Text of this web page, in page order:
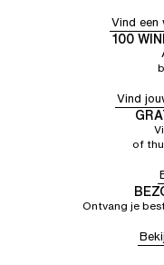
Vind een
100
Vind
of
Ontvang je